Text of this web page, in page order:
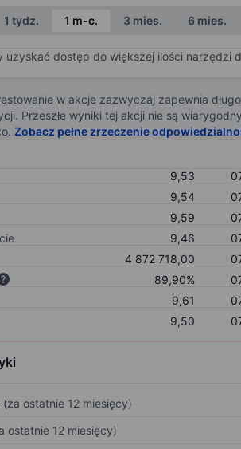
1 tydz. 1 m-c. 3 mies. 6 mies.
uzyskać dostęp do większej ilości narzędzi
w akcje zazwyczaj zapewnia
Przeszłe wyniki tej akcji nie są
Zobacz pełne zrzeczenie
9,53
9,54
9,59
9,46
4 872 718,00
89,90%
9,61
9,50
ostatnie 12 miesięcy)
ostatnie 12 miesięcy)